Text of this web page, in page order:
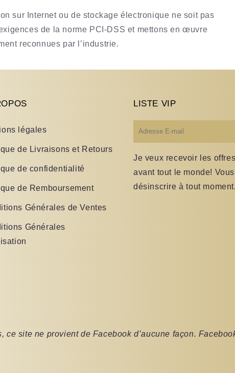
sur Internet ou de stockage électronique ne soit pas
de la norme PCI-DSS et mettons en œuvre
reconnues par l’industrie.
légales
de Livraisons et Retours
de confidentialité
de Remboursement
Générales de Ventes
Générales
LISTE VIP
E-
mail
Je veux recevoir les
avant tout le monde!
désinscrire à tout moment.
site ne provient de Facebook d’aucune façon.